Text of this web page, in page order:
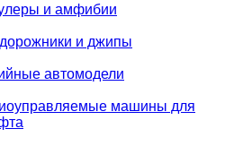
и амфибии
и джипы
автомодели
машины для